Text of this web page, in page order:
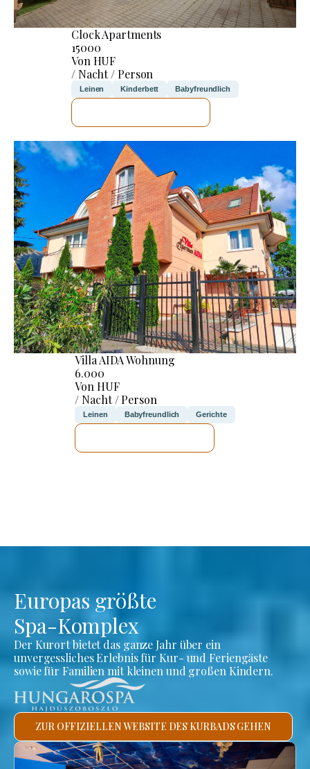
Clock Apartments
15000
Von HUF
/ Nacht / Person
Leinen Kinderbett Babyfreundlich
Villa AIDA Wohnung
6.000
Von HUF
/ Nacht / Person
Leinen Babyfreundlich Gerichte
Europas größte
Spa-Komplex
Der Kurort bietet das ganze Jahr über ein
unvergessliches Erlebnis für Kur- und Feriengäste
sowie für Familien mit kleinen und großen Kindern.
ZUR OFFIZIELLEN WEBSITE DES KURBADS GEHEN